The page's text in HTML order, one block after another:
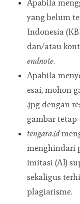
Apabila
yang belum
Indonesia
dan/atau
endnote.
Apabila
esai, mohon
.jpg dengan
gambar tetap
tengara.id
menghindari
imitasi (AI)
sekaligus
plagiarisme.